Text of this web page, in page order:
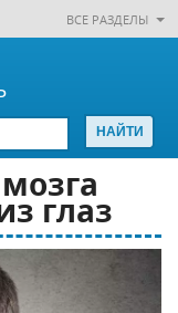
ВСЕ РАЗДЕЛЫ
глаз